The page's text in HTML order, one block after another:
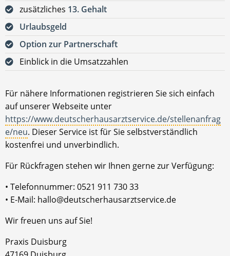
zusätzliches 13. Gehalt
Urlaubsgeld
Option zur Partnerschaft
Einblick in die Umsatzzahlen
Für nähere Informationen registrieren Sie sich einfach
auf unserer Webseite unter
https://www.deutscherhausarztservice.de/stellenanfrag
e/neu. Dieser Service ist für Sie selbstverständlich
kostenfrei und unverbindlich.
Für Rückfragen stehen wir Ihnen gerne zur Verfügung:
• Telefonnummer: 0521 911 730 33
• E-Mail: hallo@deutscherhausarztservice.de
Wir freuen uns auf Sie!
Praxis Duisburg